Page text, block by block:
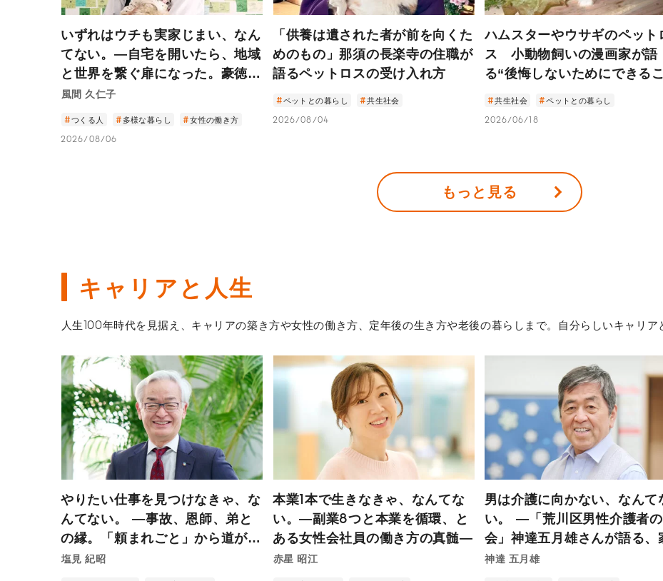
いずれはウチも実家じまい、なん
てない。―自宅を開いたら、地域
と世界を繋ぐ扉になった。豪徳寺
の小さなカフェから見える住まい
風間 久仁子
つくる人 多様な暮らし 女性の働き方
2026/08/06
「供養は遺された者が前を向くた
めのもの」那須の長楽寺の住職が
語るペットロスの受け入れ方
ペットとの暮らし 共生社会
2026/08/04
ハムスターやウサギのペット
ス 小動物飼いの漫画家が語
る“後悔しないためにできる
共生社会 ペットとの暮らし
2026/06/18
もっと見る
キャリアと人生
人生100年時代を見据え、キャリアの築き方や女性の働き方、定年後の生き方や老後の暮らしまで。自分らしいキャリア
やりたい仕事を見つけなきゃ、な
んてない。 ―事故、恩師、弟と
の縁。「頼まれごと」から道が拓
けた日本賃貸住宅管理協会・塩見
塩見 紀昭
本業1本で生きなきゃ、なんてな
い。―副業8つと本業を循環、と
ある女性会社員の働き方の真髄―
赤星 昭江
男は介護に向かない、なんて
い。 ―「荒川区男性介護者の
会」神達五月雄さんが語る、
を介護する男たちの今とこれ
神達 五月雄